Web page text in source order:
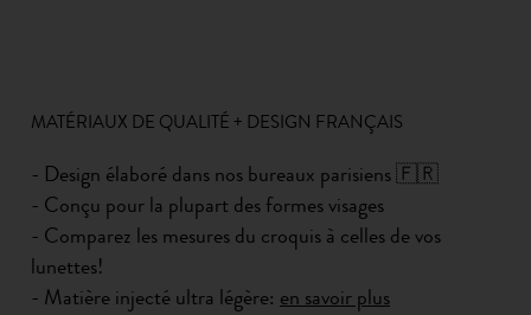
MATÉRIAUX DE QUALITÉ + DESIGN FRANÇAIS
- Design élaboré dans nos bureaux parisiens 🇫🇷
- Conçu pour la plupart des formes visages
- Comparez les mesures du croquis à celles de vos
lunettes!
- Matière injecté ultra légère: en savoir plus